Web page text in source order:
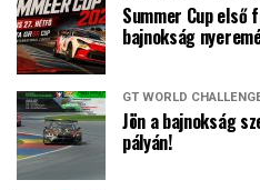
Summer Cup
bajnokság
GT WORLD
Jön a bajnokság
pályán!